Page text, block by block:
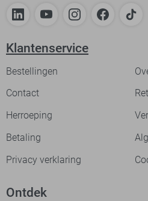
Klantenservice
Bestellingen
Contact
Herroeping
Betaling
Privacy verklaring
Ontdek